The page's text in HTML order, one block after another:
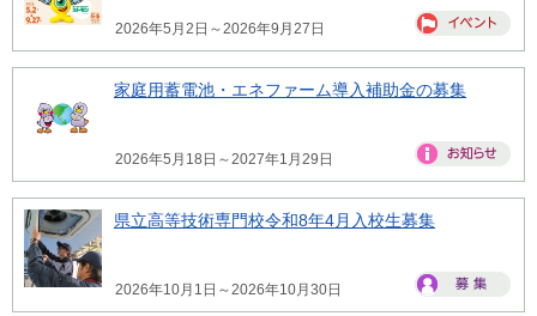
2026年5月2日～2026年9月27日
家庭用蓄電池・エネファーム導入補助金の募集
2026年5月18日～2027年1月29日
県立高等技術専門校令和8年4月入校生募集
2026年10月1日～2026年10月30日